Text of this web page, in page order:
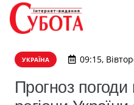
УКРАЇНА 09:15,
Прогноз погоди